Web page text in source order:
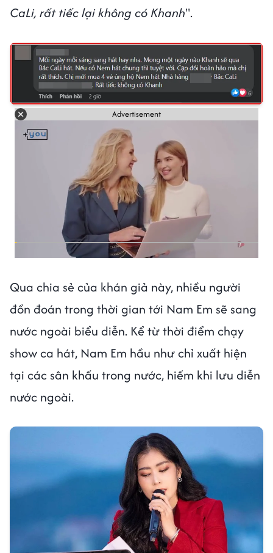
CaLi, rất tiếc lại không có Khanh".
Advertisement
Qua chia sẻ của khán giả này, nhiều người
đồn đoán trong thời gian tới Nam Em sẽ sang
nước ngoài biểu diễn. Kể từ thời điểm chạy
show ca hát, Nam Em hầu như chỉ xuất hiện
tại các sân khấu trong nước, hiếm khi lưu diễn
nước ngoài.